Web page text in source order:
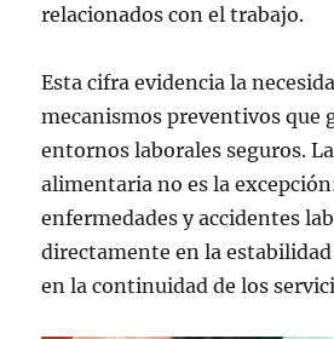
relacionados con el trabajo.
Esta cifra evidencia la
mecanismos preventivos que
entornos laborales seguros.
alimentaria no es la
enfermedades y accidentes
directamente en la
en la continuidad de los